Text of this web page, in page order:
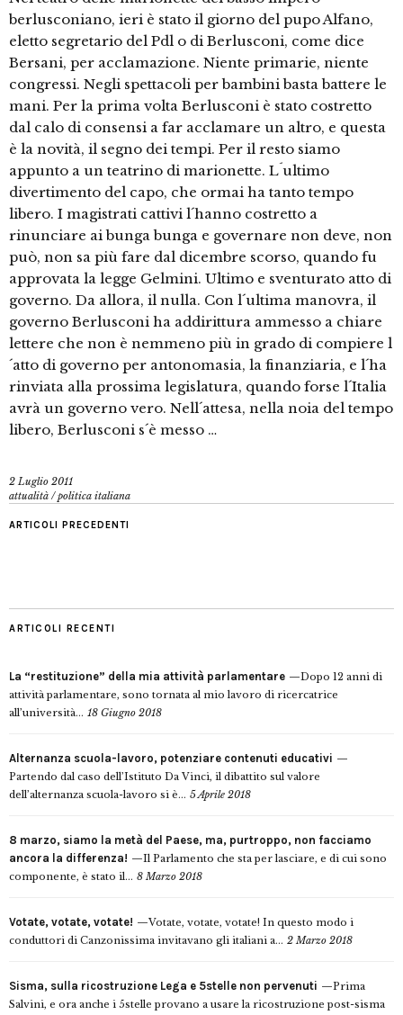
berlusconiano, ieri è stato il giorno del pupo Alfano,
eletto segretario del Pdl o di Berlusconi, come dice
Bersani, per acclamazione. Niente primarie, niente
congressi. Negli spettacoli per bambini basta battere le
mani. Per la prima volta Berlusconi è stato costretto
dal calo di consensi a far acclamare un altro, e questa
è la novità, il segno dei tempi. Per il resto siamo
appunto a un teatrino di marionette. L´ultimo
divertimento del capo, che ormai ha tanto tempo
libero. I magistrati cattivi l´hanno costretto a
rinunciare ai bunga bunga e governare non deve, non
può, non sa più fare dal dicembre scorso, quando fu
approvata la legge Gelmini. Ultimo e sventurato atto di
governo. Da allora, il nulla. Con l´ultima manovra, il
governo Berlusconi ha addirittura ammesso a chiare
lettere che non è nemmeno più in grado di compiere l
´atto di governo per antonomasia, la finanziaria, e l´ha
rinviata alla prossima legislatura, quando forse l´Italia
avrà un governo vero. Nell´attesa, nella noia del tempo
libero, Berlusconi s´è messo …
2 Luglio 2011
attualità /politica italiana
ARTICOLI PRECEDENTI
ARTICOLI RECENTI
La “restituzione” della mia attività parlamentare
Dopo 12 anni di
attività parlamentare, sono tornata al mio lavoro di ricercatrice
all’università... 18 Giugno 2018
Alternanza scuola-lavoro, potenziare contenuti educativi
Partendo dal caso dell’Istituto Da Vinci, il dibattito sul valore
dell’alternanza scuola-lavoro si è... 5 Aprile 2018
8 marzo, siamo la metà del Paese, ma, purtroppo, non facciamo
ancora la differenza!
Il Parlamento che sta per lasciare, e di cui sono
componente, è stato il... 8 Marzo 2018
Votate, votate, votate!
Votate, votate, votate! In questo modo i
conduttori di Canzonissima invitavano gli italiani a... 2 Marzo 2018
Sisma, sulla ricostruzione Lega e 5stelle non pervenuti
Prima
Salvini, e ora anche i 5stelle provano a usare la ricostruzione post-sisma